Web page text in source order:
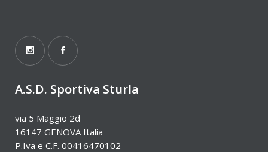
A.S.D. Sportiva Sturla
via 5 Maggio 2d
16147 GENOVA Italia
P.Iva e C.F. 00416470102